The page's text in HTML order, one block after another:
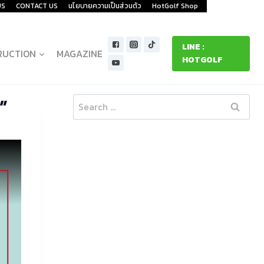
CONTACT US นโยบายความเป็นส่วนตัว HotGolf Shop
MAGAZINE
LINE :
HOTGOLF
Search
for: